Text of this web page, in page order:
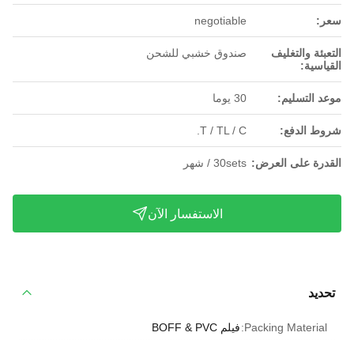
سعر: negotiable
التعبئة والتغليف
القياسية:
صندوق خشبي للشحن
موعد التسليم: 30 يوما
شروط الدفع: T / TL / C.
القدرة على العرض: 30sets / شهر
الاستفسار الآن
تحديد
Packing Material: فيلم BOFF & PVC